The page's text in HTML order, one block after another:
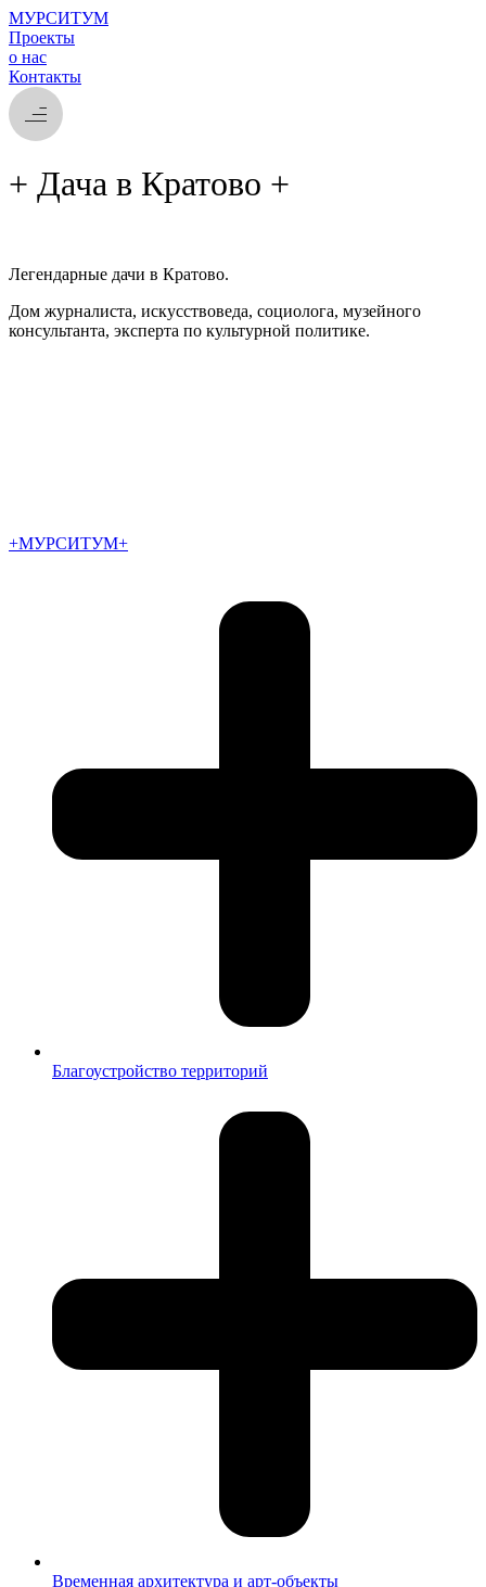
МУРСИТУМ
Проекты
о нас
Контакты
+ Дача в Кратово +
Легендарные дачи в Кратово.
Дом журналиста, искусствоведа, социолога, музейного
консультанта, эксперта по культурной политике.
+МУРСИТУМ+
Благоустройство территорий
Временная архитектура и арт-объекты